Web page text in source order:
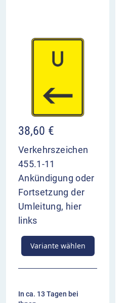
38,60 €
Verkehrszeichen
455.1-11
Ankündigung oder
Fortsetzung der
Umleitung, hier
links
Variante wählen
In ca. 13 Tagen bei